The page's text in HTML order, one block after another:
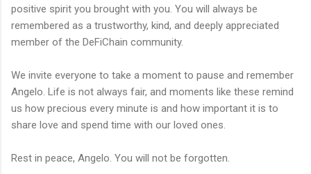
positive spirit you brought with you. You will always be
remembered as a trustworthy, kind, and deeply appreciated
member of the DeFiChain community.
We invite everyone to take a moment to pause and remember
Angelo. Life is not always fair, and moments like these remind
us how precious every minute is and how important it is to
share love and spend time with our loved ones.
Rest in peace, Angelo. You will not be forgotten.